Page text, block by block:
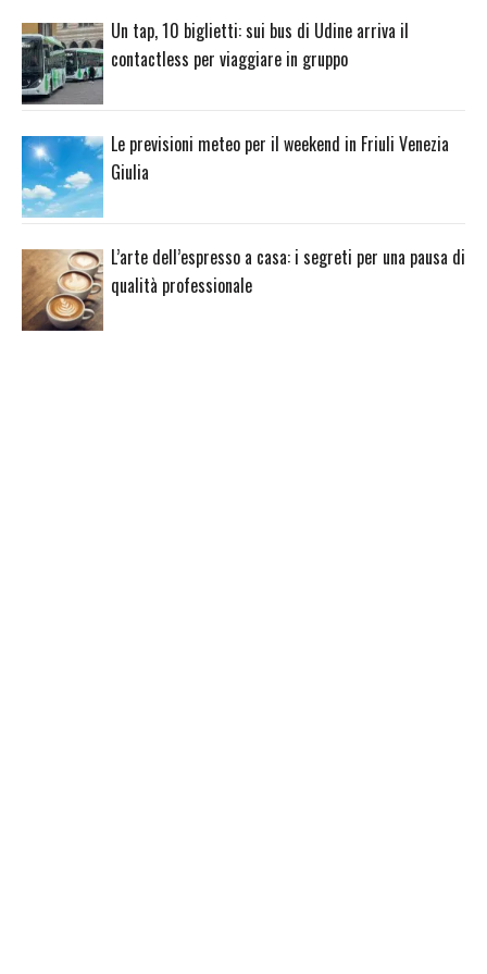
Un tap, 10 biglietti: sui bus di Udine arriva il
contactless per viaggiare in gruppo
Le previsioni meteo per il weekend in Friuli Venezia
Giulia
L’arte dell’espresso a casa: i segreti per una pausa di
qualità professionale